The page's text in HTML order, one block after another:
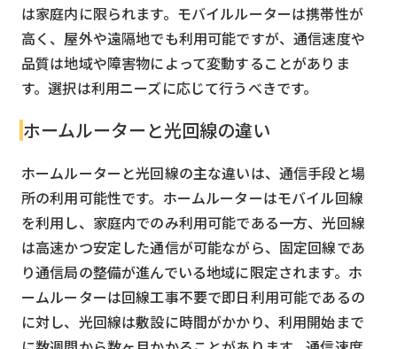
は家庭内に限られます。モバイルルーターは携帯性が
高く、屋外や遠隔地でも利用可能ですが、通信速度や
品質は地域や障害物によって変動することがありま
す。選択は利用ニーズに応じて行うべきです。
ホームルーターと光回線の違い
ホームルーターと光回線の主な違いは、通信手段と場
所の利用可能性です。ホームルーターはモバイル回線
を利用し、家庭内でのみ利用可能である一方、光回線
は高速かつ安定した通信が可能ながら、固定回線であ
り通信局の整備が進んでいる地域に限定されます。ホ
ームルーターは回線工事不要で即日利用可能であるの
に対し、光回線は敷設に時間がかかり、利用開始まで